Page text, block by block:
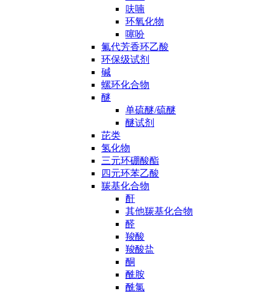
呋喃
环氧化物
噻吩
氟代芳香环乙酸
环保级试剂
碱
螺环化合物
醚
单硫醚/硫醚
醚试剂
芘类
氢化物
三元环硼酸酯
四元环苯乙酸
羰基化合物
酐
其他羰基化合物
醛
羧酸
羧酸盐
酮
酰胺
酰氯